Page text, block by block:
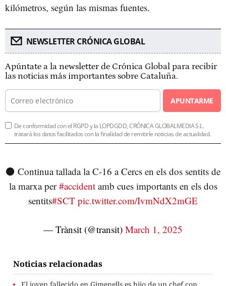
kilómetros, según las mismas fuentes.
NEWSLETTER CRÓNICA GLOBAL
Apúntate a la newsletter de Crónica Global para recibir
las noticias más importantes sobre Cataluña.
APUNTARME
De conformidad con el RGPD y la LOPDGDD, CRÓNICA GLOBALMEDIA S.L.
tratará los datos facilitados con la finalidad de remitirle noticias de actualidad.
⚫ Continua tallada la C-16 a Cercs en els dos sentits de
la marxa per#accidentamb cues importants en els dos
sentits#SCT pic.twitter.com/IvmNdX2mGE
— Trànsit (@transit) March 1, 2025
Noticias relacionadas